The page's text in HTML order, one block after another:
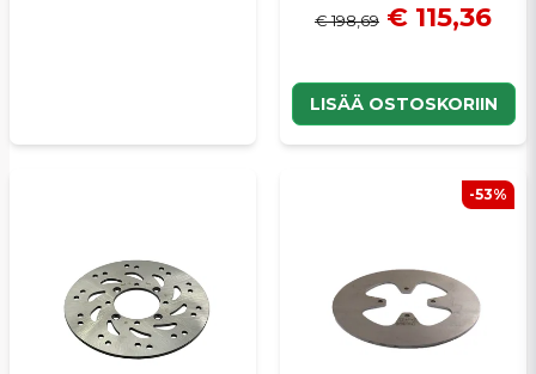
€ 198,69 € 115,36
LISÄÄ OSTOSKORIIN
-53%